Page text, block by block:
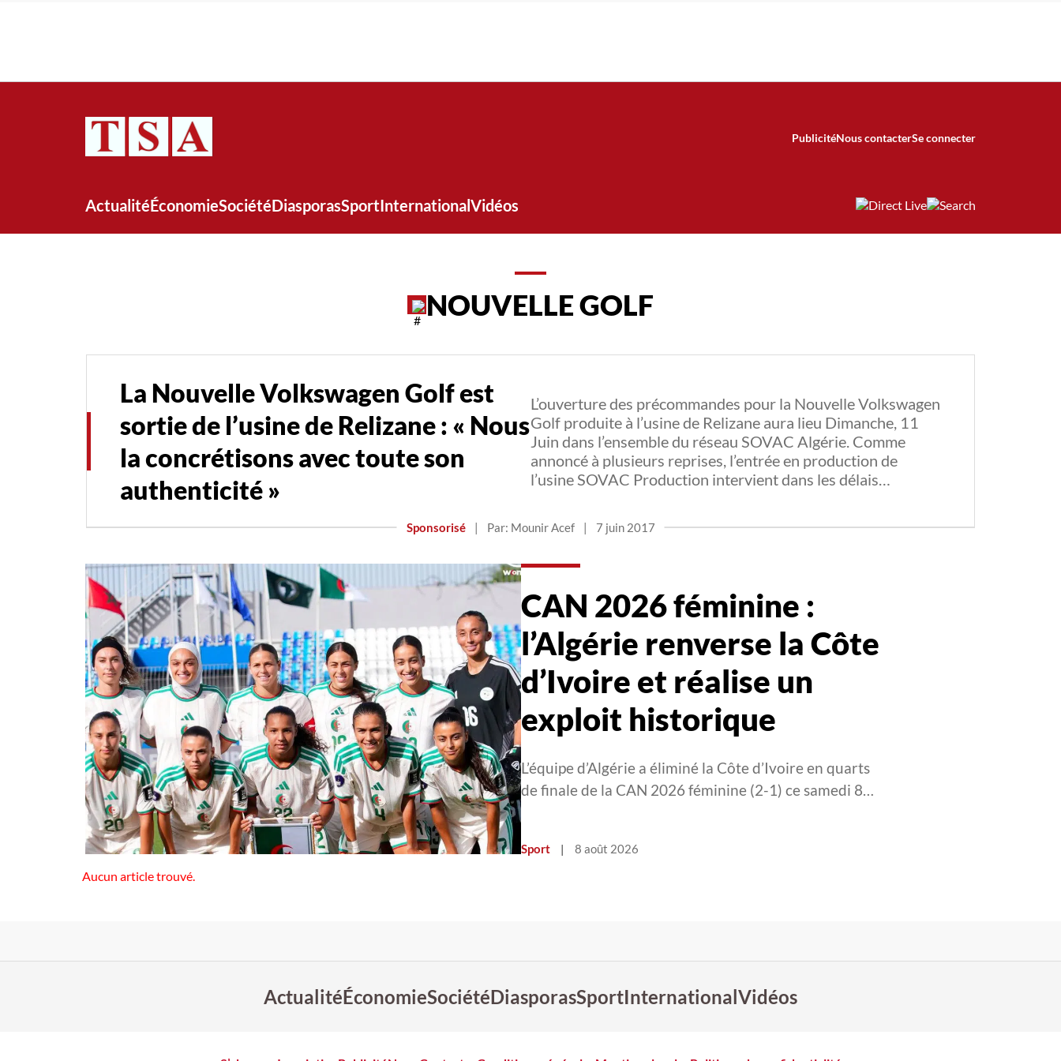
PublicitéNous contacterSe connecter
ActualitéÉconomieSociétéDiasporasSportInternationalVidéos
NOUVELLE GOLF
La Nouvelle Volkswagen Golf est
sortie de l’usine de Relizane : « Nous
la concrétisons avec toute son
authenticité »
L’ouverture des précommandes pour la Nouvelle Volkswagen
Golf produite à l’usine de Relizane aura lieu Dimanche, 11
Juin dans l’ensemble du réseau SOVAC Algérie. Comme
annoncé à plusieurs reprises, l’entrée en production de
l’usine SOVAC Production intervient dans les délais…
Sponsorisé | Par: Mounir Acef | 7 juin 2017
CAN 2026 féminine :
l’Algérie renverse la Côte
d’Ivoire et réalise un
exploit historique
L’équipe d’Algérie a éliminé la Côte d’Ivoire en quarts
de finale de la CAN 2026 féminine (2-1) ce samedi 8…
Sport | 8 août 2026
Aucun article trouvé.
ActualitéÉconomieSociétéDiasporasSportInternationalVidéos